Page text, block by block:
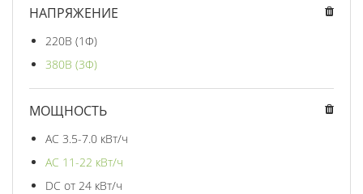
НАПРЯЖЕНИЕ
220В (1Ф)
380В (3Ф)
МОЩНОСТЬ
AC 3.5-7.0 кВт/ч
AC 11-22 кВт/ч
DC от 24 кВт/ч